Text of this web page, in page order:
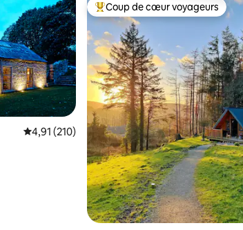
Évaluation moyenne sur la base de 210
4,91 (210)
Coups de cœur voyageurs les
Coup de cœur voyageurs